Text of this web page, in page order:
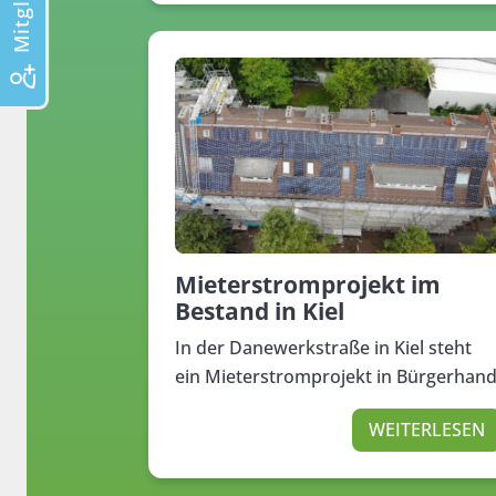
Mieterstromprojekt im
Bestand in Kiel
In der Danewerkstraße in Kiel steht
ein Mieterstromprojekt in Bürgerhand
WEITERLESEN